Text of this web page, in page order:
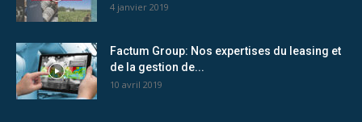
4 janvier 2019
Factum Group: Nos expertises du leasing et
de la gestion de...
10 avril 2019